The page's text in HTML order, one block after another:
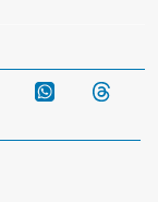
Telegram WhatsApp